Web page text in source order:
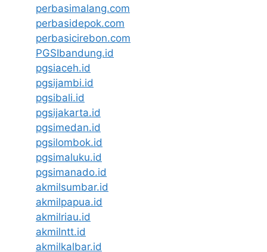
perbasimalang.com
perbasidepok.com
perbasicirebon.com
PGSIbandung.id
pgsiaceh.id
pgsijambi.id
pgsibali.id
pgsijakarta.id
pgsimedan.id
pgsilombok.id
pgsimaluku.id
pgsimanado.id
akmilsumbar.id
akmilpapua.id
akmilriau.id
akmilntt.id
akmilkalbar.id